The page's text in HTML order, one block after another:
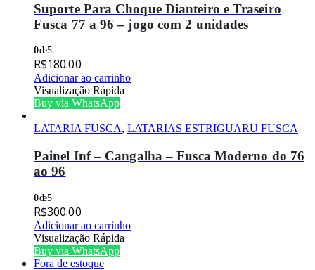
Suporte Para Choque Dianteiro e Traseiro
Fusca 77 a 96 – jogo com 2 unidades
0de 5
R$180.00
Adicionar ao carrinho
Visualização Rápida
Buy via WhatsApp
LATARIA FUSCA, LATARIAS ESTRIGUARU FUSCA
Painel Inf – Cangalha – Fusca Moderno do 76
ao 96
0de 5
R$300.00
Adicionar ao carrinho
Visualização Rápida
Buy via WhatsApp
Fora de estoque